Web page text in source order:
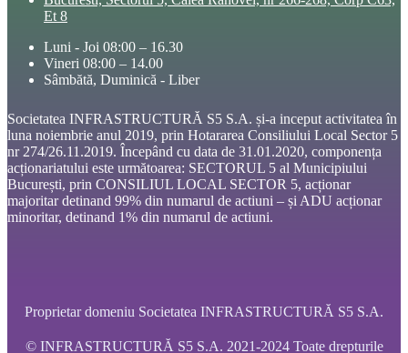
Et 8
Luni - Joi 08:00 – 16.30
Vineri 08:00 – 14.00
Sâmbătă, Duminică - Liber
Societatea INFRASTRUCTURĂ S5 S.A. și-a inceput activitatea în
luna noiembrie anul 2019, prin Hotararea Consiliului Local Sector 5
nr 274/26.11.2019. Începând cu data de 31.01.2020, componența
acționariatului este următoarea: SECTORUL 5 al Municipiului
București, prin CONSILIUL LOCAL SECTOR 5, acționar
majoritar detinand 99% din numarul de actiuni – și ADU acționar
minoritar, detinand 1% din numarul de actiuni.
Proprietar domeniu Societatea INFRASTRUCTURĂ S5 S.A.
© INFRASTRUCTURĂ S5 S.A. 2021-2024 Toate drepturile